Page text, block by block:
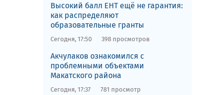
Высокий балл ЕНТ ещё не гарантия:
как распределяют
образовательные гранты
Сегодня, 17:50 398 просмотров
Акчулаков ознакомился с
проблемными объектами
Макатского района
Сегодня, 17:37 781 просмотр